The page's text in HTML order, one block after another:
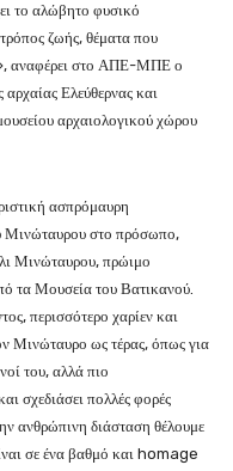
το αλώβητο φυσικό
ζωής, θέματα που
αναφέρει στο ΑΠΕ-ΜΠΕ ο
Ελεύθερνας και
αρχαιολογικού χώρου
ασπρόμαυρη
Μινώταυρου στο πρόσωπο,
Μινώταυρου, πρώιμο
τα Μουσεία του Βατικανού.
περισσότερο χαρίεν και
Μινώταυρο ως τέρας, όπως για
του, αλλά πιο
σχεδιάσει πολλές φορές
ανθρώπινη διάσταση θέλουμε
σε ένα βαθμό και homage